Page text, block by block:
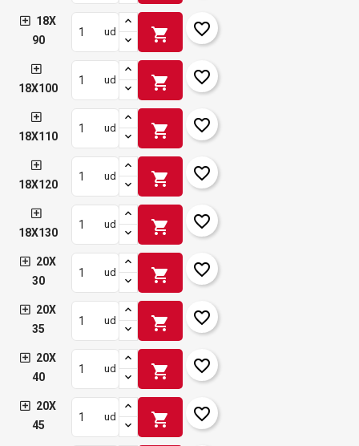
18X
90
ud shopping_cart favorite_border
18X100
ud shopping_cart favorite_border
18X110
ud shopping_cart favorite_border
18X120
ud shopping_cart favorite_border
18X130
ud shopping_cart favorite_border
20X
30
ud shopping_cart favorite_border
20X
35
ud shopping_cart favorite_border
20X
40
ud shopping_cart favorite_border
20X
45
ud shopping_cart favorite_border